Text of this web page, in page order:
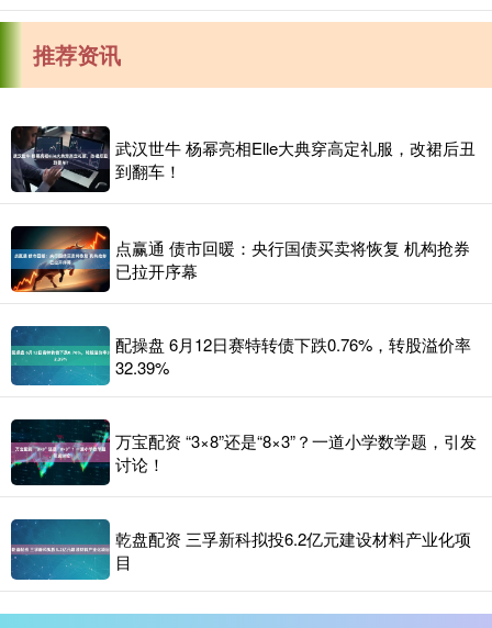
推荐资讯
武汉世牛 杨幂亮相Elle大典穿高定礼服，改裙后丑
到翻车！
点赢通 债市回暖：央行国债买卖将恢复 机构抢券
已拉开序幕
配操盘 6月12日赛特转债下跌0.76%，转股溢价率
32.39%
万宝配资 “3×8”还是“8×3”？一道小学数学题，引发
讨论！
乾盘配资 三孚新科拟投6.2亿元建设材料产业化项
目